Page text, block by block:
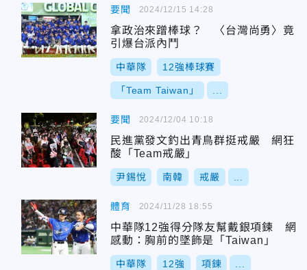
要聞
拿政治來蹭棒球？ 〈台灣尚勇〉竟
引爆台派內鬥
中華隊 12強棒球賽
「Team Taiwan」
2024/12/15 14:28
要聞
民進黨發文釣出青鳥群挺戒嚴 網狂
酸「Team戒嚴」
尹錫悅 南韓 戒嚴
2024/12/04 10:18
體育
中華隊12強得分隊友幫戴銀項鍊 網
感動：胸前的墜飾是「Taiwan」
中華隊 12強 項鍊
2024/11/28 18:55